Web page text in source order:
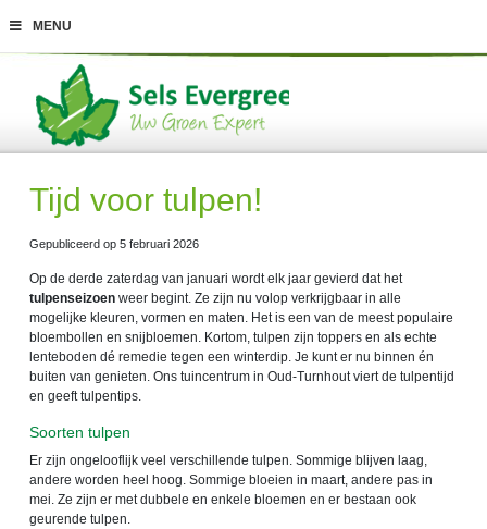
MENU
Tijd voor tulpen!
Gepubliceerd op 5 februari 2026
Op de derde zaterdag van januari wordt elk jaar gevierd dat het
tulpenseizoen weer begint. Ze zijn nu volop verkrijgbaar in alle
mogelijke kleuren, vormen en maten. Het is een van de meest populaire
bloembollen en snijbloemen. Kortom, tulpen zijn toppers en als echte
lenteboden dé remedie tegen een winterdip. Je kunt er nu binnen én
buiten van genieten. Ons tuincentrum in Oud-Turnhout viert de tulpentijd
en geeft tulpentips.
Soorten tulpen
Er zijn ongelooflijk veel verschillende tulpen. Sommige blijven laag,
andere worden heel hoog. Sommige bloeien in maart, andere pas in
mei. Ze zijn er met dubbele en enkele bloemen en er bestaan ook
geurende tulpen.